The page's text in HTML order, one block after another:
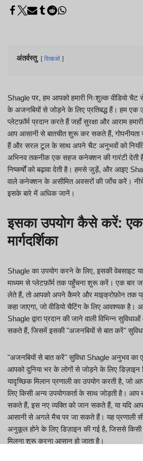
अंतर्वस्तु दिखाओ
Shagle पर, हम आपको हमारी निःशुल्क वीडियो चैट
के अजनबियों से जोड़ने के लिए प्रतिबद्ध हैं। हम एक
प्लेटफ़ॉर्म प्रदान करते हैं जहाँ सुरक्षा और आराम
आप आसानी से बातचीत शुरू कर सकते हैं, गोपनीयता
हैं और सरल टूल के साथ अपने चैट अनुभवों को
अभिनव तकनीक एक सहज कनेक्शन की गारंटी देती
निष्कर्षों को बढ़ावा देती है। हमसे जुड़ें, और आइए
वाले कनेक्शन के असीमित अवसरों की जाँच करें।
इसके बारे में अधिक जानें।
इसका उपयोग कैसे करें:
मार्गदर्शिका
Shagle का उपयोग करने के लिए, इसकी वेबसाइट
माध्यम से प्लेटफ़ॉर्म तक पहुँचना शुरू करें। एक बार
लेते हैं, तो आपको अपने कैमरे और माइक्रोफ़ोन तक
कहा जाएगा, जो वीडियो चैटिंग के लिए आवश्यक है।
Shagle द्वारा प्रदान की जाने वाली विभिन्न
सकते हैं, जिसमें इसकी "अजनबियों से बात करें" सुविधा
"अजनबियों से बात करें" सुविधा Shagle अनुभव
आपको दुनिया भर के लोगों से जोड़ने के लिए डिज़ाइन
यादृच्छिक मिलान प्रणाली का उपयोग करती है, जो
लिए किसी अन्य उपयोगकर्ता के साथ जोड़ती है। आप
सकते हैं, इस नए व्यक्ति को जान सकते हैं, या यदि
आसानी से अगले मैच पर जा सकते हैं। यह प्रणाली
अनुकूल होने के लिए डिज़ाइन की गई है, जिससे किसी
मिलना शुरू करना आसान हो जाता है।